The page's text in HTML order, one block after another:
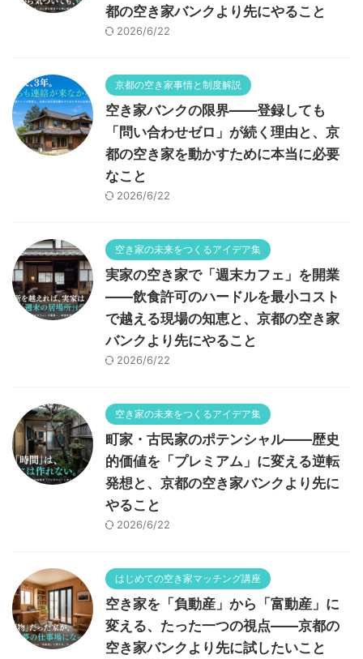
都の空き家バンクより先にやること
2026/6/22
京都の空き家事情と制度解説
空き家バンクの限界——登録しても
「問い合わせゼロ」が続く理由と、京
都の空き家を動かすために本当に必要
なこと
2026/6/22
空き家の未来をつくるアイデア集
実家の空き家で「週末カフェ」を開業
——飲食許可のハードルを最小コスト
で越える現場の知恵と、京都の空き家
バンクより先にやること
2026/6/22
空き家の未来をつくるアイデア集
町家・古民家のポテンシャル——歴史
的価値を「プレミアム」に変える逆転
発想と、京都の空き家バンクより先に
やること
2026/6/22
はじめての空き家マッチング講座
空き家を「負動産」から「富動産」に
変える、たった一つの視点——京都の
空き家バンクより先に試したいこと